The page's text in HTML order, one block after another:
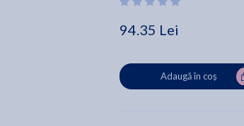
94.35 Lei
Adaugă în coș